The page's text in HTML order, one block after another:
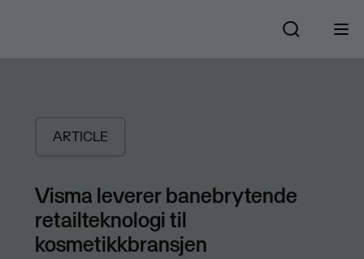
ARTICLE
Visma leverer banebrytende
retailteknologi til
kosmetikkbransjen